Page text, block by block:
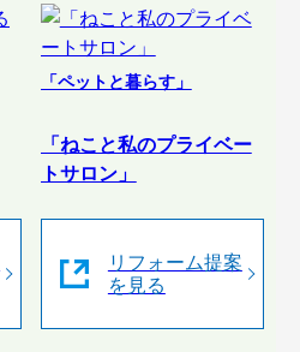
「ペットと暮らす」
「ねこと私のプライベー
トサロン」
リフォーム提案
を見る